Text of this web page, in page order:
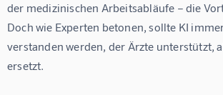
der medizinischen Arbeitsabläufe – die
Doch wie Experten betonen, sollte KI
verstanden werden, der Ärzte unterstützt,
ersetzt.